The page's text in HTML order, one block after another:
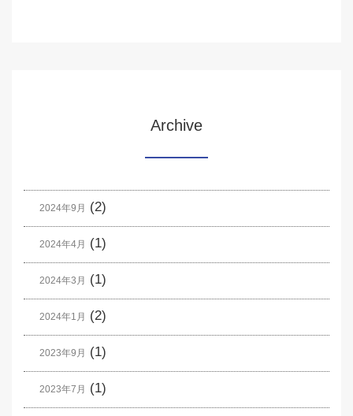
Archive
2024年9月 (2)
2024年4月 (1)
2024年3月 (1)
2024年1月 (2)
2023年9月 (1)
2023年7月 (1)